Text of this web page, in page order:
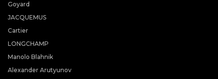
Goyard
JACQUEMUS
Cartier
LONGCHAMP
Manolo Blahnik
Alexander Arutyunov